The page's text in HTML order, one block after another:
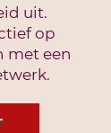
uit.
op
met een